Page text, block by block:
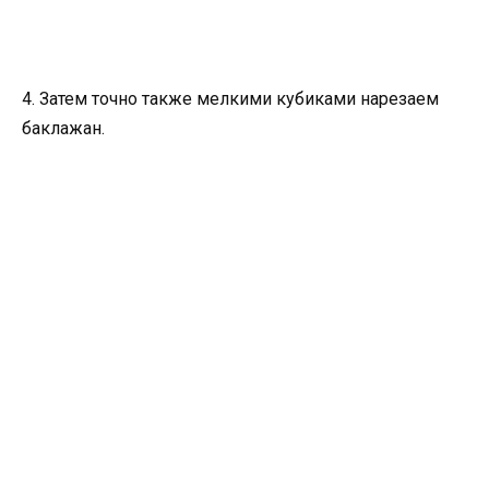
4. Затем точно также мелкими кубиками нарезаем
баклажан.